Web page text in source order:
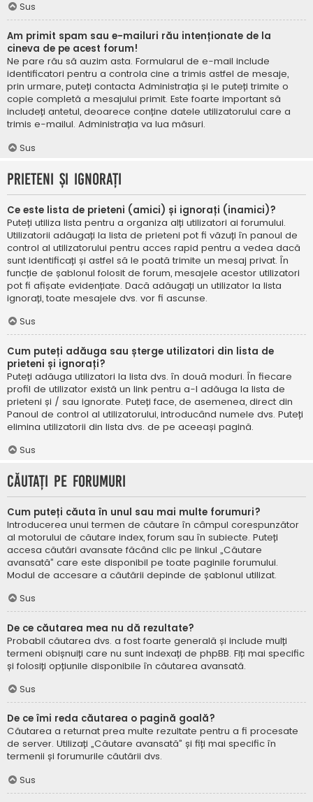
Sus
Am primit spam sau e-mailuri rău intenționate de la
cineva de pe acest forum!
Ne pare rău să auzim asta. Formularul de e-mail include
identificatori pentru a controla cine a trimis astfel de mesaje,
prin urmare, puteți contacta Administrația și le puteți trimite o
copie completă a mesajului primit. Este foarte important să
includeți antetul, deoarece conține datele utilizatorului care a
trimis e-mailul. Administrația va lua măsuri.
Sus
Prieteni și ignorați
Ce este lista de prieteni (amici) și ignorați (inamici)?
Puteți utiliza lista pentru a organiza alți utilizatori ai forumului.
Utilizatorii adăugați la lista de prieteni pot fi văzuți în panoul de
control al utilizatorului pentru acces rapid pentru a vedea dacă
sunt identificați și astfel să le poată trimite un mesaj privat. În
funcție de șablonul folosit de forum, mesajele acestor utilizatori
pot fi afișate evidențiate. Dacă adăugați un utilizator la lista
ignorați, toate mesajele dvs. vor fi ascunse.
Sus
Cum puteți adăuga sau șterge utilizatori din lista de
prieteni și ignorați?
Puteți adăuga utilizatori la lista dvs. în două moduri. În fiecare
profil de utilizator există un link pentru a-l adăuga la lista de
prieteni și / sau ignorate. Puteți face, de asemenea, direct din
Panoul de control al utilizatorului, introducând numele dvs. Puteți
elimina utilizatorii din lista dvs. de pe aceeași pagină.
Sus
Căutați pe forumuri
Cum puteți căuta în unul sau mai multe forumuri?
Introducerea unui termen de căutare în câmpul corespunzător
al motorului de căutare index, forum sau în subiecte. Puteți
accesa căutări avansate făcând clic pe linkul „Căutare
avansată” care este disponibil pe toate paginile forumului.
Modul de accesare a căutării depinde de șablonul utilizat.
Sus
De ce căutarea mea nu dă rezultate?
Probabil căutarea dvs. a fost foarte generală și include mulți
termeni obișnuiți care nu sunt indexați de phpBB. Fiți mai specific
și folosiți opțiunile disponibile în căutarea avansată.
Sus
De ce îmi reda căutarea o pagină goală?
Căutarea a returnat prea multe rezultate pentru a fi procesate
de server. Utilizați „Căutare avansată” și fiți mai specific în
termenii și forumurile căutării dvs.
Sus